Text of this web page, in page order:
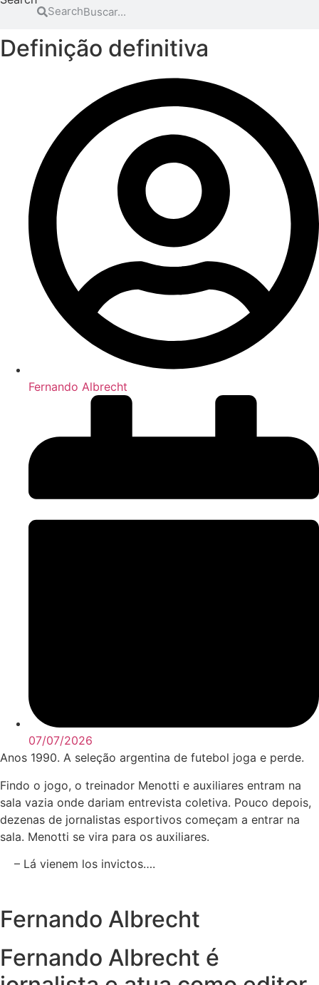
Search
Definição definitiva
Fernando Albrecht
07/07/2026
Anos 1990. A seleção argentina de futebol joga e perde.
Findo o jogo, o treinador Menotti e auxiliares entram na
sala vazia onde dariam entrevista coletiva. Pouco depois,
dezenas de jornalistas esportivos começam a entrar na
sala. Menotti se vira para os auxiliares.
– Lá vienem los invictos….
Fernando Albrecht
Fernando Albrecht é